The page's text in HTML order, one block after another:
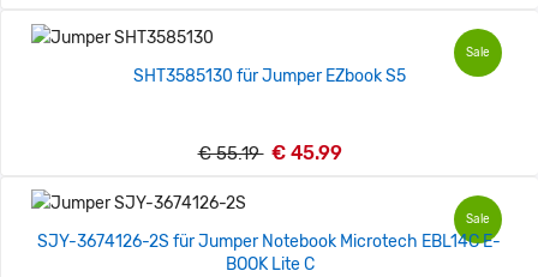
Sale
SHT3585130 für Jumper EZbook S5
€ 55.19 € 45.99
Sale
SJY-3674126-2S für Jumper Notebook Microtech EBL14C E-
BOOK Lite C